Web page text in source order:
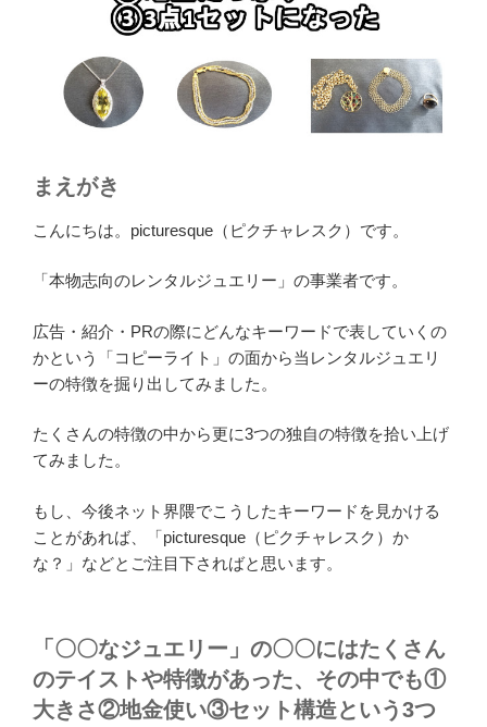
まえがき
こんにちは。picturesque（ピクチャレスク）です。
「本物志向のレンタルジュエリー」の事業者です。
広告・紹介・PRの際にどんなキーワードで表していくの
かという「コピーライト」の面から当レンタルジュエリ
ーの特徴を掘り出してみました。
たくさんの特徴の中から更に3つの独自の特徴を拾い上げ
てみました。
もし、今後ネット界隈でこうしたキーワードを見かける
ことがあれば、「picturesque（ピクチャレスク）か
な？」などとご注目下さればと思います。
「〇〇なジュエリー」の〇〇にはたくさん
のテイストや特徴があった、その中でも①
大きさ②地金使い③セット構造という3つ